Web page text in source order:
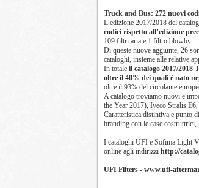
Truck and Bus: 272 nuovi
L’edizione 2017/2018 del
codici rispetto all’edizione
109 filtri aria e 1 filtro blowby.
Di queste nuove aggiunte, 26
cataloghi, insieme alle relative
In totale il catalogo 2017/2018
oltre il 40% dei quali è nato
oltre il 93% del circolante
A catalogo troviamo nuovi e
the Year 2017), Iveco Stralis
Caratteristica distintiva e punto
branding con le case
I cataloghi UFI e Sofima Light
online agli indirizzi http://
UFI Filters - www.ufi-